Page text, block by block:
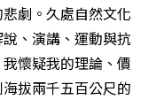
劇。久處自然文化
、演講、運動與抗
懷疑我的理論、價
拔兩千五百公尺的